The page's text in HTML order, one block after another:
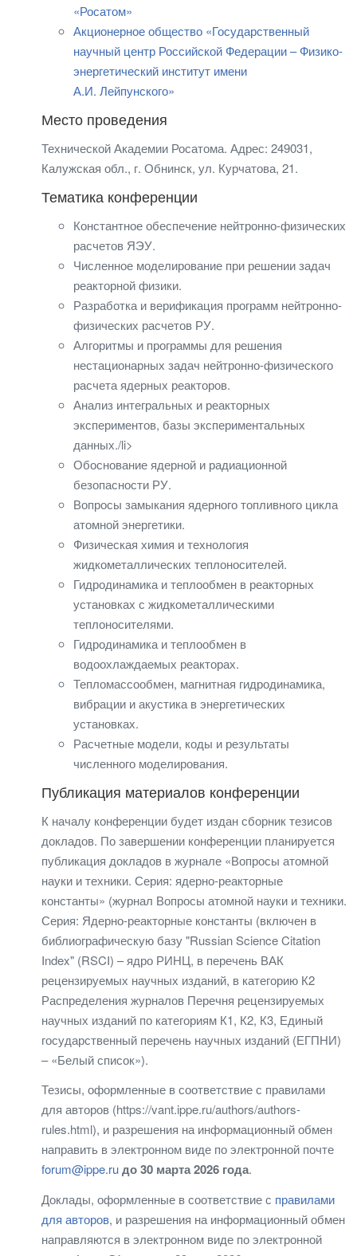
«Росатом»
Акционерное общество «Государственный
научный центр Российской Федерации – Физико-
энергетический институт имени
А.И. Лейпунского»
Место проведения
Технической Академии Росатома. Адрес: 249031,
Калужская обл., г. Обнинск, ул. Курчатова, 21.
Тематика конференции
Константное обеспечение нейтронно-физических
расчетов ЯЭУ.
Численное моделирование при решении задач
реакторной физики.
Разработка и верификация программ нейтронно-
физических расчетов РУ.
Алгоритмы и программы для решения
нестационарных задач нейтронно-физического
расчета ядерных реакторов.
Анализ интегральных и реакторных
экспериментов, базы экспериментальных
данных./li>
Обоснование ядерной и радиационной
безопасности РУ.
Вопросы замыкания ядерного топливного цикла
атомной энергетики.
Физическая химия и технология
жидкометаллических теплоносителей.
Гидродинамика и теплообмен в реакторных
установках с жидкометаллическими
теплоносителями.
Гидродинамика и теплообмен в
водоохлаждаемых реакторах.
Тепломассообмен, магнитная гидродинамика,
вибрации и акустика в энергетических
установках.
Расчетные модели, коды и результаты
численного моделирования.
Публикация материалов конференции
К началу конференции будет издан сборник тезисов
докладов. По завершении конференции планируется
публикация докладов в журнале «Вопросы атомной
науки и техники. Серия: ядерно-реакторные
константы» (журнал Вопросы атомной науки и техники.
Серия: Ядерно-реакторные константы (включен в
библиографическую базу "Russian Science Citation
Index" (RSCI) – ядро РИНЦ, в перечень ВАК
рецензируемых научных изданий, в категорию К2
Распределения журналов Перечня рецензируемых
научных изданий по категориям К1, К2, К3, Единый
государственный перечень научных изданий (ЕГПНИ)
– «Белый список»).
Тезисы, оформленные в соответствие с правилами
для авторов (https://vant.ippe.ru/authors/authors-
rules.html), и разрешения на информационный обмен
направить в электронном виде по электронной почте
forum@ippe.ruдо 30 марта 2026 года.
Доклады, оформленные в соответствие с правилами
для авторов, и разрешения на информационный обмен
направляются в электронном виде по электронной